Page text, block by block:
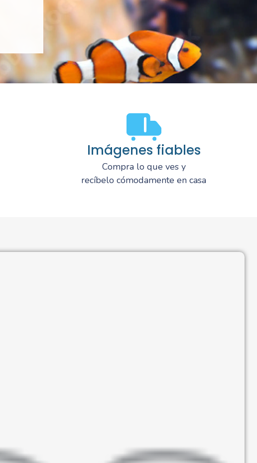
Imágenes fiables
Compra lo que ves y
recíbelo cómodamente en casa